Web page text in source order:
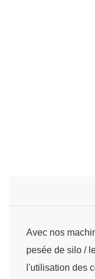
Avec nos
pesée de silo /
l'utilisation des